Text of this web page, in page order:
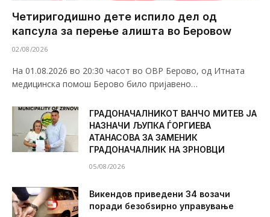
Четиригодишно дете испило дел од
капсула за перење алишта во Беровоw
02/08/2026
На 01.08.2026 во 20:30 часот во ОВР Берово, од Итната
медицинска помош Берово било пријавено…
ГРАДОНАЧАЛНИКОТ ВАНЧО МИТЕВ ЈА
НАЗНАЧИ ЉУПКА ЃОРГИЕВА
АТАНАСОВА ЗА ЗАМЕНИК
ГРАДОНАЧАЛНИК НА ЗРНОВЦИ
05/08/2026
Викендов приведени 34 возачи
поради безобѕирно управување